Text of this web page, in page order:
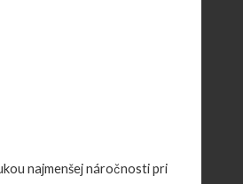
najmenšej náročnosti pri